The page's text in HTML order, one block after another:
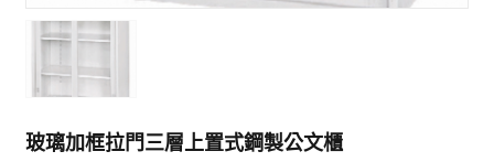
玻璃加框拉門三層上置式鋼製公文櫃